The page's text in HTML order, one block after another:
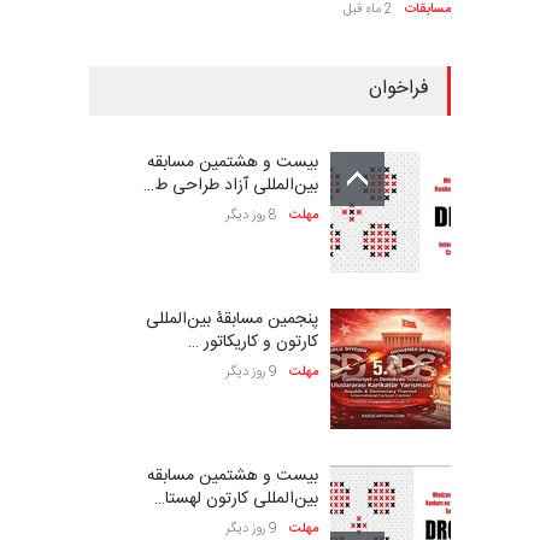
مسابقات 2 ماه قبل
فراخوان
بیست و هشتمین مسابقه
بین‌المللی آزاد طراحی ط…
مهلت 8 روز دیگر
پنجمین مسابقۀ بین‌المللی
کارتون و کاریکاتور …
مهلت 9 روز دیگر
بیست و هشتمین مسابقه
بین‌المللی کارتون لهستا…
مهلت 9 روز دیگر